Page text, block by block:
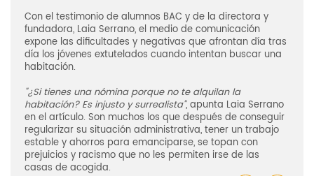
Con el testimonio de alumnos BAC y de la directora y
fundadora, Laia Serrano, el medio de comunicación
expone las dificultades y negativas que afrontan día tras
día los jóvenes extutelados cuando intentan buscar una
habitación.
"¿Si tienes una nómina porque no te alquilan la
habitación? Es injusto y surrealista", apunta Laia Serrano
en el artículo. Son muchos los que después de conseguir
regularizar su situación administrativa, tener un trabajo
estable y ahorros para emanciparse, se topan con
prejuicios y racismo que no les permiten irse de las
casas de acogida.